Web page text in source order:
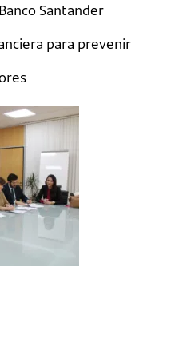
Santander
para prevenir